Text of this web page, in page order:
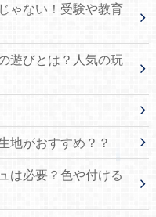
ゃない！受験や教育
遊びとは？人気の玩
地がおすすめ？？
は必要？色や付ける